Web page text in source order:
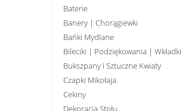
Baterie
Banery | Chorągiewki
Bańki Mydlane
Bileciki | Podziękowania | Wkładki
Bukszpany I Sztuczne Kwiaty
Czapki Mikołaja
Cekiny
Dekoracja Stołu